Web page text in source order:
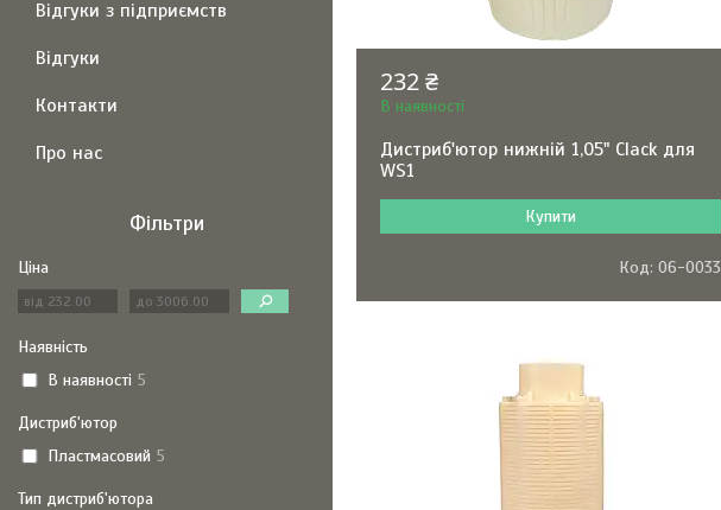
232 ₴
В наявності
Дистриб'ютор нижній 1,05" Clack для
WS1
Купити
06-0033
Відгуки з підприємств
Відгуки
Контакти
Про нас
Фільтри
Ціна
Наявність
В наявності 5
Дистриб'ютор
Пластмасовий 5
Тип дистриб'ютора